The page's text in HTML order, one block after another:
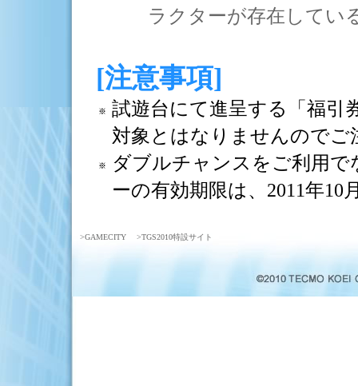
ラクターが存在してい
[注意事項]
試遊台にて進呈する「福引
対象とはなりませんのでご
ダブルチャンスをご利用
ーの有効期限は、2011年10
>GAMECITY >TGS2010特設サイト